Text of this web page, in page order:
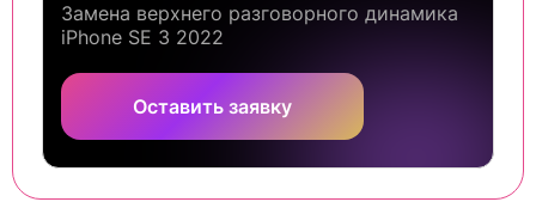
Замена верхнего разговорного динамика
iPhone SE 3 2022
Оставить заявку